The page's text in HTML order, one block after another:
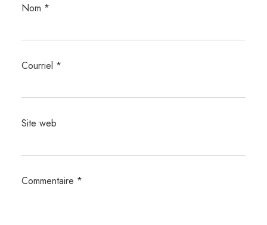
Nom *
Courriel *
Site web
Commentaire *